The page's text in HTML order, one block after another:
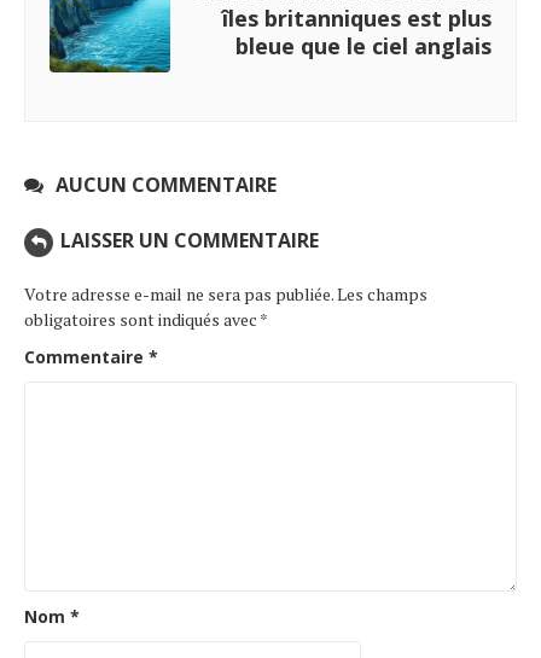
îles britanniques est plus
bleue que le ciel anglais
AUCUN COMMENTAIRE
LAISSER UN COMMENTAIRE
Votre adresse e-mail ne sera pas publiée.Les champs
obligatoires sont indiqués avec *
Commentaire *
Nom *